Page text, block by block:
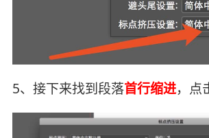
5、接下来找到段落首行缩进，点